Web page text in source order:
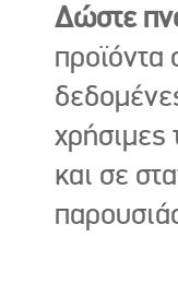
Δώστε
προϊόντα
και σε